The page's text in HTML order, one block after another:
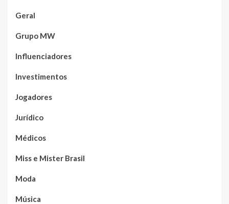
Geral
Grupo MW
Influenciadores
Investimentos
Jogadores
Jurídico
Médicos
Miss e Mister Brasil
Moda
Música